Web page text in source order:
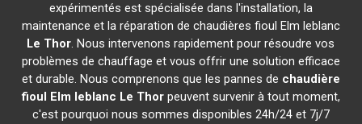
expérimentés est spécialisée dans l'installation, la
maintenance et la réparation de chaudières fioul Elm leblanc
Le Thor. Nous intervenons rapidement pour résoudre vos
problèmes de chauffage et vous offrir une solution efficace
et durable. Nous comprenons que les pannes de chaudière
fioul Elm leblanc Le Thorpeuvent survenir à tout moment,
c'est pourquoi nous sommes disponibles 24h/24 et 7j/7